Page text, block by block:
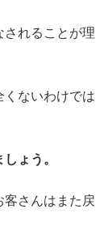
されることが理
くないわけでは
ょう。
客さんはまた戻